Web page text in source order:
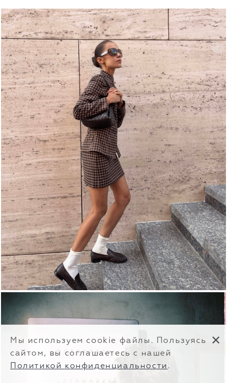
Мы используем cookie файлы. Пользуясь
сайтом, вы соглашаетесь с нашей
Политикой конфиденциальности .
✕